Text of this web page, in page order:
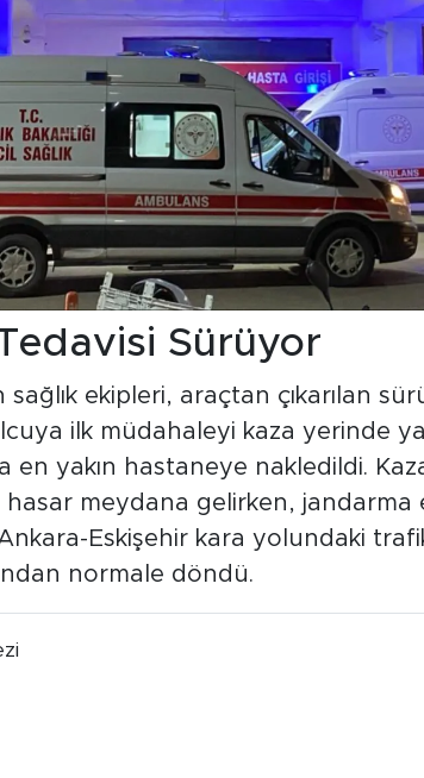
Sürüyor
ekipleri, araçtan çıkarılan
ilk müdahaleyi kaza yerinde
en yakın hastaneye nakledildi.
meydana gelirken, jandarma
Eskişehir kara yolundaki trafik
normale döndü.